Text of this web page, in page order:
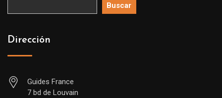
Buscar
Dirección
Guides France
7 bd de Louvain